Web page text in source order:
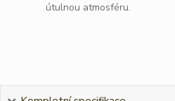
útulnou atmosféru.